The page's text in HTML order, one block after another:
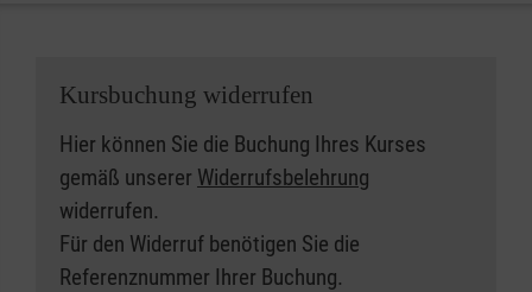
Kursbuchung widerrufen
Hier können Sie die Buchung Ihres Kurses
gemäß unserer Widerrufsbelehrung
widerrufen.
Für den Widerruf benötigen Sie die
Referenznummer Ihrer Buchung.